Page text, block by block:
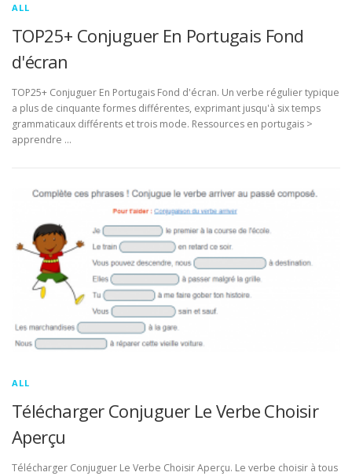
ALL
TOP25+ Conjuguer En Portugais Fond
d'écran
TOP25+ Conjuguer En Portugais Fond d'écran. Un verbe régulier typique
a plus de cinquante formes différentes, exprimant jusqu'à six temps
grammaticaux différents et trois mode. Ressources en portugais >
apprendre …
ALL
Télécharger Conjuguer Le Verbe Choisir
Aperçu
Télécharger Conjuguer Le Verbe Choisir Aperçu. Le verbe choisir à tous